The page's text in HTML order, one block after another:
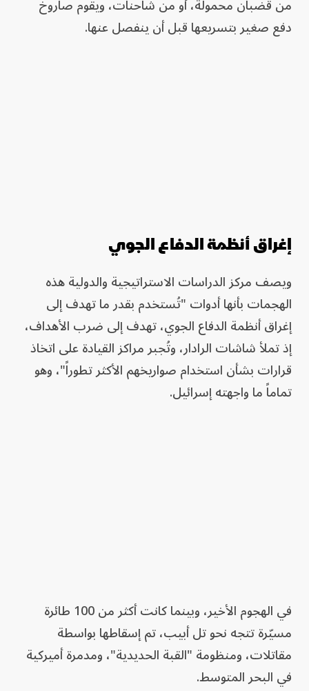
دفع صغير بتسريعها قبل أن ينفصل عنها.
إغراق أنظمة الدفاع الجوي
ويصف مركز الدراسات الاستراتيجية والدولية هذه
الهجمات بأنها أدوات "تُستخدم بقدر ما تهدف إلى
إغراق أنظمة الدفاع الجوي، تهدف إلى ضرب الأهداف،
إذ تملأ شاشات الرادار، وتُجبر مراكز القيادة على اتخاذ
قرارات بشأن استخدام صواريخهم الأكثر تطوراً"، وهو
تماماً ما واجهته إسرائيل.
في الهجوم الأخير، وبينما كانت أكثر من 100 طائرة
مسيّرة تتجه نحو تل أبيب، تم إسقاطها بواسطة
مقاتلات، ومنظومة "القبة الحديدية"، ومدمرة أميركية
في البحر المتوسط.